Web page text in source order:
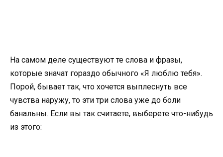
На самом деле существуют те слова и фразы,
которые значат гораздо обычного «Я люблю тебя».
Порой, бывает так, что хочется выплеснуть все
чувства наружу, то эти три слова уже до боли
банальны. Если вы так считаете, выберете что-нибудь
из этого: